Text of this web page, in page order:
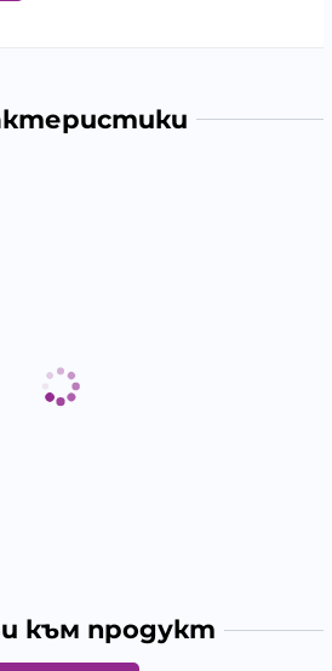
към продукт